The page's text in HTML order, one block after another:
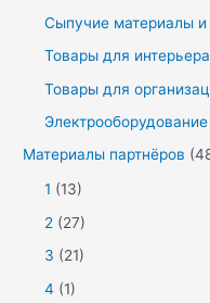
Сыпучие материалы и
Товары для
Товары для
Электрооборудование
Материалы партнёров
1 (13)
2 (27)
3 (21)
4 (1)